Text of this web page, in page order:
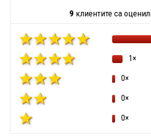
9 клиентите са
1×
0×
0×
0×